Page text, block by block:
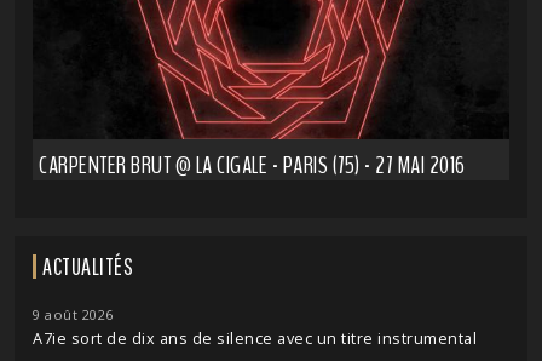
CARPENTER BRUT @ LA CIGALE - PARIS (75) - 27 MAI 2016
ACTUALITÉS
9 août 2026
A7ie sort de dix ans de silence avec un titre instrumental